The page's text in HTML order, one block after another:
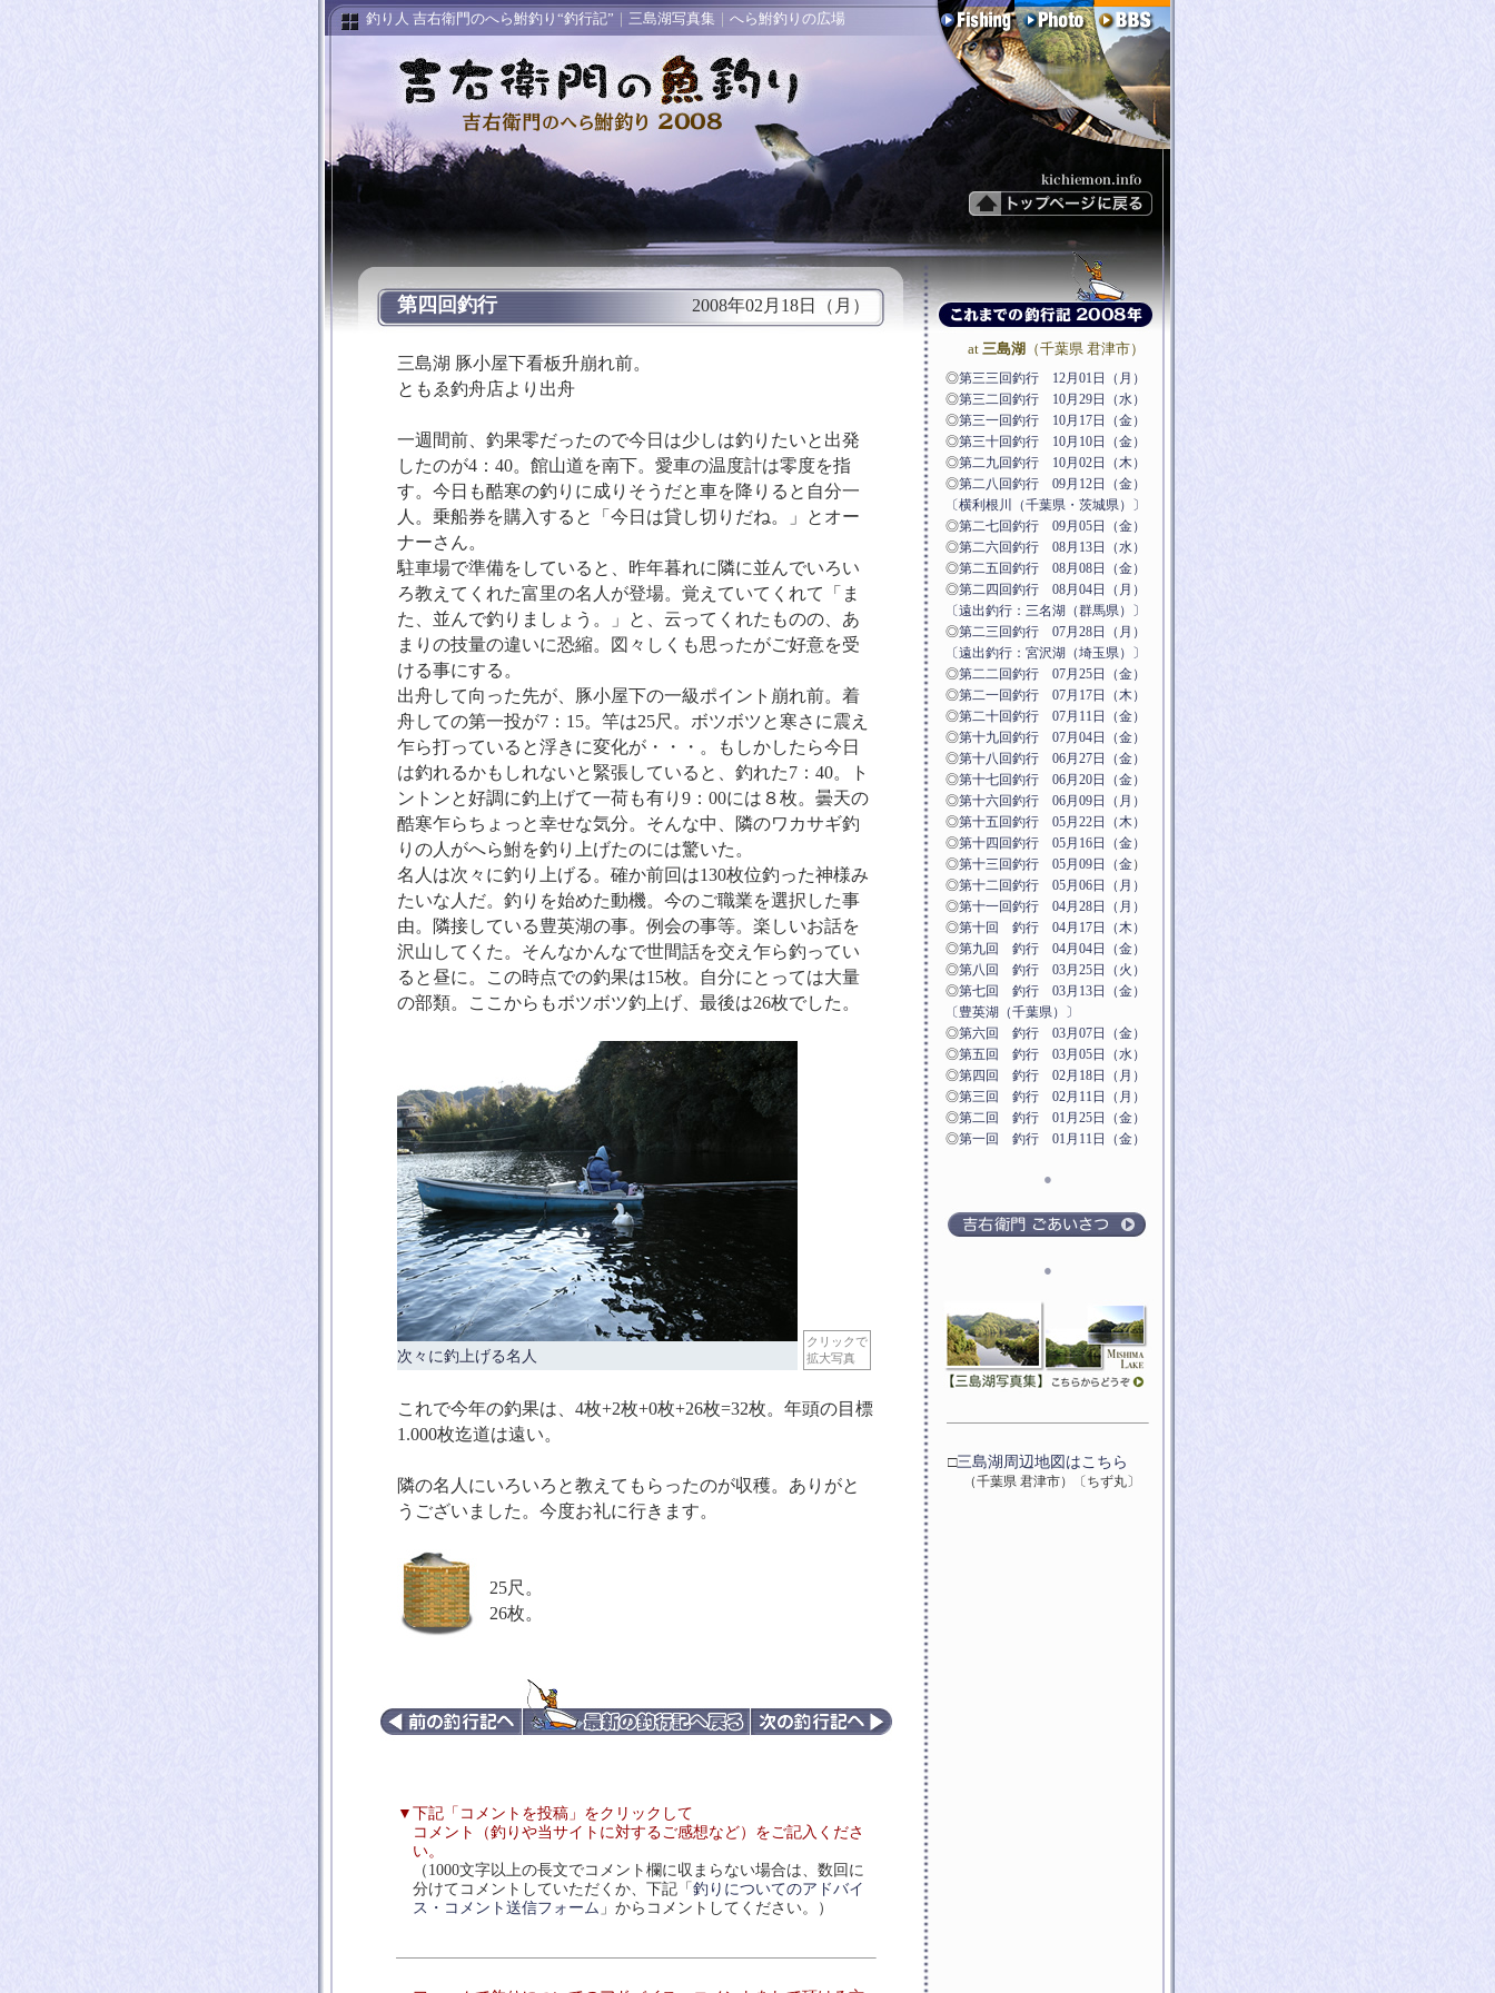
釣り人 吉右衛門のへら鮒釣り“釣行記” 三島湖写真集 へら鮒釣りの広場
第四回釣行 2008年02月18日（月）
三島湖 豚小屋下看板升崩れ前。
ともゑ釣舟店より出舟
一週間前、釣果零だったので今日は少しは釣りたいと出発
したのが4：40。館山道を南下。愛車の温度計は零度を指
す。今日も酷寒の釣りに成りそうだと車を降りると自分一
人。乗船券を購入すると「今日は貸し切りだね。」とオー
ナーさん。
駐車場で準備をしていると、昨年暮れに隣に並んでいろい
ろ教えてくれた富里の名人が登場。覚えていてくれて「ま
た、並んで釣りましょう。」と、云ってくれたものの、あ
まりの技量の違いに恐縮。図々しくも思ったがご好意を受
ける事にする。
出舟して向った先が、豚小屋下の一級ポイント崩れ前。着
舟しての第一投が7：15。竿は25尺。ボツボツと寒さに震え
乍ら打っていると浮きに変化が・・・。もしかしたら今日
は釣れるかもしれないと緊張していると、釣れた7：40。ト
ントンと好調に釣上げて一荷も有り9：00には８枚。曇天の
酷寒乍らちょっと幸せな気分。そんな中、隣のワカサギ釣
りの人がへら鮒を釣り上げたのには驚いた。
名人は次々に釣り上げる。確か前回は130枚位釣った神様み
たいな人だ。釣りを始めた動機。今のご職業を選択した事
由。隣接している豊英湖の事。例会の事等。楽しいお話を
沢山してくた。そんなかんなで世間話を交え乍ら釣ってい
ると昼に。この時点での釣果は15枚。自分にとっては大量
の部類。ここからもボツボツ釣上げ、最後は26枚でした。
クリックで
拡大写真
次々に釣上げる名人
これで今年の釣果は、4枚+2枚+0枚+26枚=32枚。年頭の目標
1.000枚迄道は遠い。
隣の名人にいろいろと教えてもらったのが収穫。ありがと
うございました。今度お礼に行きます。
25尺。
26枚。
▼ 下記「コメントを投稿」をクリックして
コメント（釣りや当サイトに対するご感想など）をご記入くださ
い。
（1000文字以上の長文でコメント欄に収まらない場合は、数回に
分けてコメントしていただくか、下記「 釣りについてのアドバイ
ス・コメント送信フォーム 」からコメントしてください。）
at 三島湖 （千葉県 君津市）
◎第三三回釣行 12月01日（月）
◎第三二回釣行 10月29日（水）
◎第三一回釣行 10月17日（金）
◎第三十回釣行 10月10日（金）
◎第二九回釣行 10月02日（木）
◎第二八回釣行 09月12日（金）
〔横利根川（千葉県・茨城県）〕
◎第二七回釣行 09月05日（金）
◎第二六回釣行 08月13日（水）
◎第二五回釣行 08月08日（金）
◎第二四回釣行 08月04日（月）
〔遠出釣行：三名湖（群馬県）〕
◎第二三回釣行 07月28日（月）
〔遠出釣行：宮沢湖（埼玉県）〕
◎第二二回釣行 07月25日（金）
◎第二一回釣行 07月17日（木）
◎第二十回釣行 07月11日（金）
◎第十九回釣行 07月04日（金）
◎第十八回釣行 06月27日（金）
◎第十七回釣行 06月20日（金）
◎第十六回釣行 06月09日（月）
◎第十五回釣行 05月22日（木）
◎第十四回釣行 05月16日（金）
◎第十三回釣行 05月09日（金）
◎第十二回釣行 05月06日（月）
◎第十一回釣行 04月28日（月）
◎第十回 釣行 04月17日（木）
◎第九回 釣行 04月04日（金）
◎第八回 釣行 03月25日（火）
◎第七回 釣行 03月13日（金）
〔豊英湖（千葉県）〕
◎第六回 釣行 03月07日（金）
◎第五回 釣行 03月05日（水）
◎第四回 釣行 02月18日（月）
◎第三回 釣行 02月11日（月）
◎第二回 釣行 01月25日（金）
◎第一回 釣行 01月11日（金）
●
●
□三島湖周辺地図はこちら
（千葉県 君津市）〔ちず丸〕